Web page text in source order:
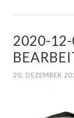
2020-
20. DEZEMBER